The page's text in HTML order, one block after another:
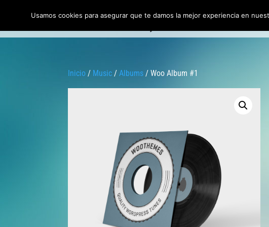
Inicio Galería
Inicio / Music /Albums / Woo Album #1
Usamos cookies para asegurar que te damos la mejor experiencia en